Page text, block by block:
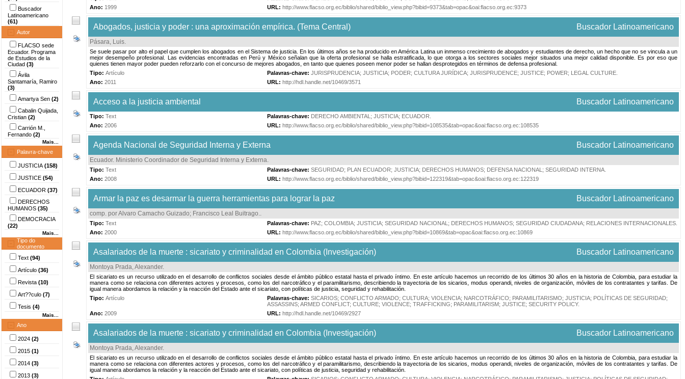
Buscador
Latinoamericano
(61)
Autor
FLACSO sede
Ecuador. Programa
de Estudios de la
Ciudad (3)
Ávila
Santamaría, Ramiro
(3)
Amartya Sen (2)
Cabalin Quijada,
Cristian (2)
Carrión M.,
Fernando (2)
Mais...
Palavra-chave
JUSTICIA (158)
JUSTICE (54)
ECUADOR (37)
DERECHOS
HUMANOS (35)
DEMOCRACIA
(22)
Mais...
Tipo do
documento
Text (94)
Artículo (36)
Revista (10)
Art??culo (7)
Tesis (4)
Mais...
Ano
2024 (2)
2015 (1)
2014 (3)
2013 (3)
Ano: 1999 URL: http://www.flacso.org.ec/biblio/shared/biblio_view.php?bibid=9373&tab=opac&oai:flacso.org.ec:9373
Abogados, justicia y poder : una aproximación empírica. (Tema Central) Buscador Latinoamericano
Pásara, Luis.
Se suele pasar por alto el papel que cumplen los abogados en el Sistema de justicia. En los últimos años se ha producido en América Latina un inmenso crecimiento de abogados y estudiantes de derecho, un hecho que no se vincula a un
mejor desempeño profesional. Las evidencias encontradas en Perú y México señalan que la oferta profesional se halla estratificada, lo que otorga a los sectores sociales mejor situados una mejor calidad disponible. Es por eso que
quienes tienen mayor poder pueden reforzarlo con el concurso de mejores abogados, en tanto que quienes poseen menor poder se hallan desprotegidos en términos de defensa profesional.
Tipo: Artículo Palavras-chave: JURISPRUDENCIA; JUSTICIA; PODER; CULTURA JURÍDICA; JURISPRUDENCE; JUSTICE; POWER; LEGAL CULTURE
Ano: 2011 URL: http://hdl.handle.net/10469/3571
Acceso a la justicia ambiental Buscador Latinoamericano
Tipo: Text Palavras-chave: DERECHO AMBIENTAL ; JUSTICIA; ECUADOR
Ano: 2006 URL: http://www.flacso.org.ec/biblio/shared/biblio_view.php?bibid=108535&tab=opac&oai:flacso.org.ec:108535
Agenda Nacional de Seguridad Interna y Externa Buscador Latinoamericano
Ecuador. Ministerio Coordinador de Seguridad Interna y Externa.
Tipo: Text Palavras-chave: SEGURIDAD; PLAN ECUADOR; JUSTICIA; DERECHOS HUMANOS; DEFENSA NACIONAL ; SEGURIDAD INTERNA
Ano: 2008 URL: http://www.flacso.org.ec/biblio/shared/biblio_view.php?bibid=122319&tab=opac&oai:flacso.org.ec:122319
Armar la paz es desarmar la guerra herramientas para lograr la paz Buscador Latinoamericano
comp. por Alvaro Camacho Guizado; Francisco Leal Buitrago..
Tipo: Text Palavras-chave: PAZ; COLOMBIA; JUSTICIA; SEGURIDAD NACIONAL ; DERECHOS HUMANOS; SEGURIDAD CIUDADANA; RELACIONES INTERNACIONALES
Ano: 2000 URL: http://www.flacso.org.ec/biblio/shared/biblio_view.php?bibid=10869&tab=opac&oai:flacso.org.ec:10869
Asalariados de la muerte : sicariato y criminalidad en Colombia (Investigación) Buscador Latinoamericano
Montoya Prada, Alexander.
El sicariato es un recurso utilizado en el desarrollo de conflictos sociales desde el ámbito público estatal hasta el privado íntimo. En este artículo hacemos un recorrido de los últimos 30 años en la historia de Colombia, para estudiar la
manera como se relaciona con diferentes actores y procesos, como los del narcotráfico y el paramilitarismo, describiendo la trayectoria de los sicarios, modus operandi, niveles de organización, móviles de los contratantes y tarifas. De
igual manera abordamos la relación y la reacción del Estado ante el sicariato, con políticas de justicia, seguridad y rehabilitación.
Tipo: Artículo Palavras-chave: SICARIOS; CONFLICTO ARMADO; CULTURA; VIOLENCIA; NARCOTRÁFICO; PARAMILITARISMO; JUSTICIA; POLÍTICAS DE SEGURIDAD;
ASSASSINS; ARMED CONFLICT; CULTURE; VIOLENCE; TRAFFICKING; PARAMILITARISM; JUSTICE; SECURITY POLICY.
Ano: 2009 URL: http://hdl.handle.net/10469/2927
Asalariados de la muerte : sicariato y criminalidad en Colombia (Investigación) Buscador Latinoamericano
Montoya Prada, Alexander.
El sicariato es un recurso utilizado en el desarrollo de conflictos sociales desde el ámbito público estatal hasta el privado íntimo. En este artículo hacemos un recorrido de los últimos 30 años en la historia de Colombia, para estudiar la
manera como se relaciona con diferentes actores y procesos, como los del narcotráfico y el paramilitarismo, describiendo la trayectoria de los sicarios, modus operandi, niveles de organización, móviles de los contratantes y tarifas. De
igual manera abordamos la relación y la reacción del Estado ante el sicariato, con políticas de justicia, seguridad y rehabilitación.